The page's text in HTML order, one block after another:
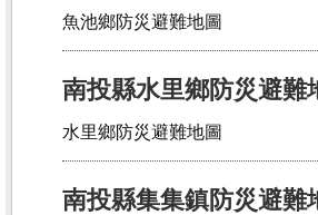
魚池鄉防災避難地圖
南投縣水里鄉防災避難
水里鄉防災避難地圖
南投縣集集鎮防災避難